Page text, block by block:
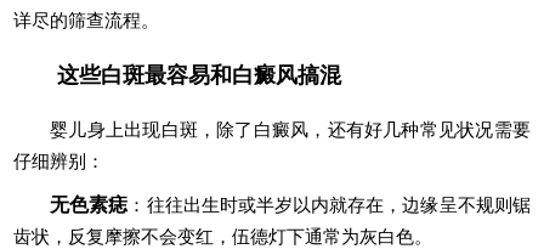
详尽的筛查流程。
这些白斑最容易和白癜风搞混
婴儿身上出现白斑，除了白癜风，还有好几种常见状况需要
仔细辨别：
无色素痣 ：往往出生时或半岁以内就存在，边缘呈不规则锯
齿状，反复摩擦不会变红，伍德灯下通常为灰白色。